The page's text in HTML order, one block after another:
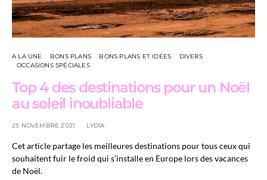
A LA UNE BONS PLANS BONS PLANS ET IDÉES
DIVERS
OCCASIONS SPÉCIALES
Top 4 des destinations pour un Noël
au soleil inoubliable
25 NOVEMBRE 2021 LYDIA
Cet article partage les meilleures destinations pour tous ceux qui
souhaitent fuir le froid qui s’installe en Europe lors des vacances
de Noël.